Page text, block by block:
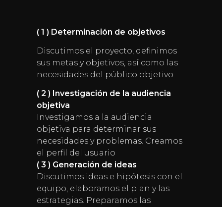
( 1 ) Determinación de objetivos
Discutimos el proyecto, definimos
sus metas y objetivos, así como las
necesidades del público objetivo
( 2 ) Investigación de la audiencia
objetiva
Investigamos a la audiencia
objetiva para determinar sus
necesidades y problemas. Creamos
el perfil del usuario
( 3 ) Generación de ideas
Discutimos ideas e hipótesis con el
equipo, elaboramos el plan y las
estrategias. Preparamos las